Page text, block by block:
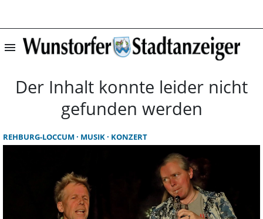
menu
Startseite |
Der Inhalt konnte leider nicht
gefunden werden
REHBURG-LOCCUM MUSIK KONZERT